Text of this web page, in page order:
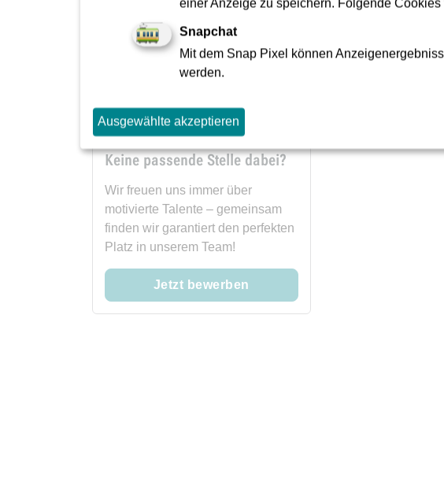
Keine passende Stelle dabei?
Wir freuen uns immer über
motivierte Talente – gemeinsam
finden wir garantiert den perfekten
Platz in unserem Team!
Jetzt bewerben
einer Anzeige zu speichern. Folgende
Snapchat
Mit dem Snap Pixel können
werden.
Ausgewählte akzeptieren